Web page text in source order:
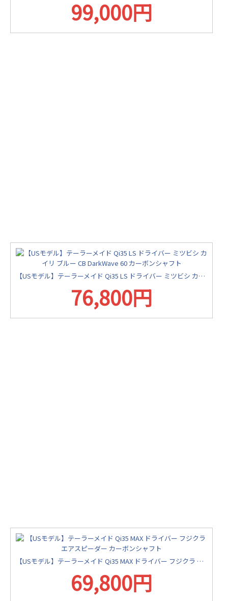
99,000円
【USモデル】テーラーメイド Qi35 LS ドライバー ミツビシ カイリ ブルー CB DarkWave 60 カーボンシャフト
76,800円
【USモデル】テーラーメイド Qi35 MAX ドライバー フジクラ エアスピーダー カーボンシャフト
69,800円